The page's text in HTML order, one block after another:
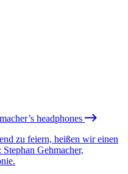
headphones
zu feiern, heißen wir einen
Gehmacher,